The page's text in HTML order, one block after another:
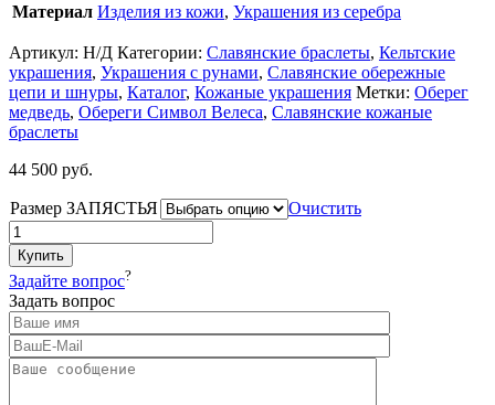
Материал Изделия из кожи, Украшения из серебра
Артикул: Н/Д Категории: Славянские браслеты, Кельтские
украшения, Украшения с рунами, Славянские обережные
цепи и шнуры, Каталог, Кожаные украшения Метки: Оберег
медведь, Обереги Символ Велеса, Славянские кожаные
браслеты
44 500 руб.
Размер ЗАПЯСТЬЯ Очистить
Купить
Задайте вопрос?
Задать вопрос